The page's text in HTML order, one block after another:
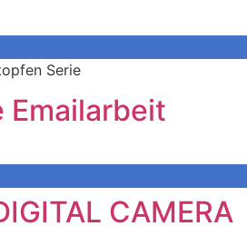
Serie
Emailarbeit
CAMERA